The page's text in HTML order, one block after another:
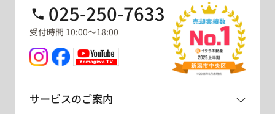
025-250-7633
受付時間 10:00～18:00
サービスのご案内